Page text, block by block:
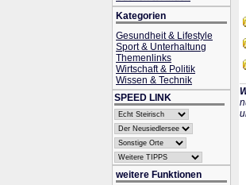
Kategorien
Gesundheit & Lifestyle
Sport & Unterhaltung
Themenlinks
Wirtschaft & Politik
Wissen & Technik
SPEED LINK
weitere Funktionen